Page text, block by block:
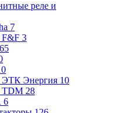
реле и
7
F&F 3
65
ЭТК Энергия 10
TDM 28
6